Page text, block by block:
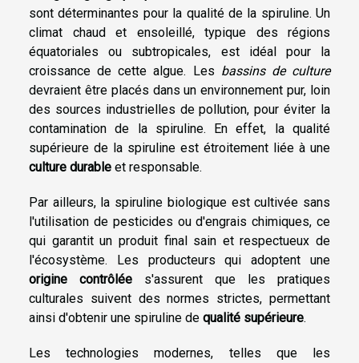
sont déterminantes pour la qualité de la spiruline. Un
climat chaud et ensoleillé, typique des régions
équatoriales ou subtropicales, est idéal pour la
croissance de cette algue. Les bassins de culture
devraient être placés dans un environnement pur, loin
des sources industrielles de pollution, pour éviter la
contamination de la spiruline. En effet, la qualité
supérieure de la spiruline est étroitement liée à une
culture durable et responsable.
Par ailleurs, la spiruline biologique est cultivée sans
l'utilisation de pesticides ou d'engrais chimiques, ce
qui garantit un produit final sain et respectueux de
l'écosystème. Les producteurs qui adoptent une
origine contrôlée s'assurent que les pratiques
culturales suivent des normes strictes, permettant
ainsi d'obtenir une spiruline de qualité supérieure.
Les technologies modernes, telles que les